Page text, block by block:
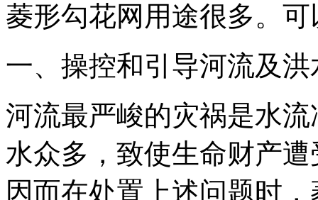
菱形勾花网用途很多。
一、操控和引导河流
河流最严峻的灾祸是水
水众多，致使生命财产
因而在处置上述问题时